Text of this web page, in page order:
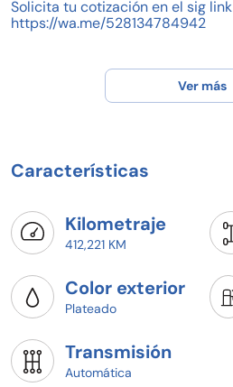
Solicita tu cotización en el sig link
https://wa.me/528134784942
Ver más
Características
Kilometraje
412,221 KM
Color exterior
Plateado
Transmisión
Automática